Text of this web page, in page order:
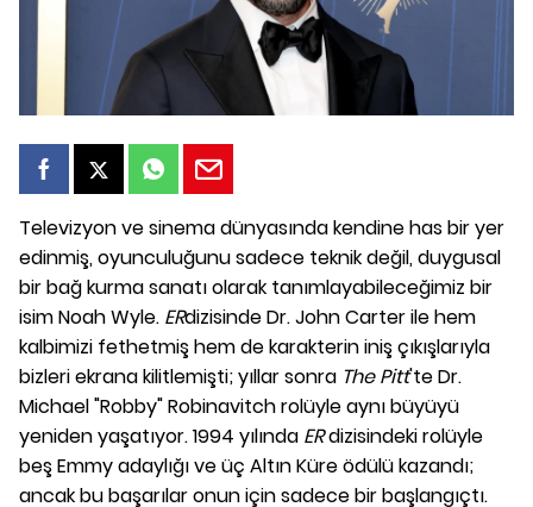
Televizyon ve sinema dünyasında kendine has bir yer
edinmiş, oyunculuğunu sadece teknik değil, duygusal
bir bağ kurma sanatı olarak tanımlayabileceğimiz bir
isim Noah Wyle. ERdizisinde Dr. John Carter ile hem
kalbimizi fethetmiş hem de karakterin iniş çıkışlarıyla
bizleri ekrana kilitlemişti; yıllar sonra The Pitt'te Dr.
Michael "Robby" Robinavitch rolüyle aynı büyüyü
yeniden yaşatıyor. 1994 yılında ERdizisindeki rolüyle
beş Emmy adaylığı ve üç Altın Küre ödülü kazandı;
ancak bu başarılar onun için sadece bir başlangıçtı.